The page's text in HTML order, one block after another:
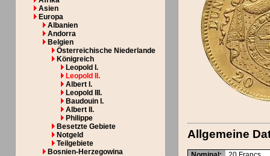
Asien
Europa
Albanien
Andorra
Belgien
Österreichische Niederlande
Königreich
Leopold I.
Leopold II.
Albert I.
Leopold III.
Baudouin I.
Albert II.
Philippe
Besetzte Gebiete
Notgeld
Teilgebiete
Bosnien-Herzegowina
Allgemeine